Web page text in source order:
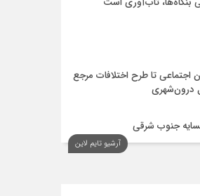
اجتماعی تا طرح اختلافات مرجع
درون‌شهری
جنوب شرقی
آرشیو تایم لاین